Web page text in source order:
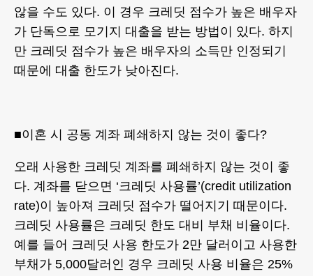
않을 수도 있다. 이 경우 크레딧 점수가 높은 배우자
가 단독으로 모기지 대출을 받는 방법이 있다. 하지
만 크레딧 점수가 높은 배우자의 소득만 인정되기
때문에 대출 한도가 낮아진다.
■이혼 시 공동 계좌 폐쇄하지 않는 것이 좋다?
오래 사용한 크레딧 계좌를 폐쇄하지 않는 것이 좋
다. 계좌를 닫으면 ‘크레딧 사용률’(credit utilization
rate)이 높아져 크레딧 점수가 떨어지기 때문이다.
크레딧 사용률은 크레딧 한도 대비 부채 비율이다.
예를 들어 크레딧 사용 한도가 2만 달러이고 사용한
부채가 5,000달러인 경우 크레딧 사용 비율은 25%